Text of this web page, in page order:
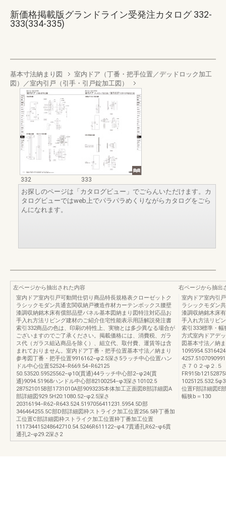
新価格掲載版グランドライン受発注カタログ 332-
333(334-335)
基本寸法納まり図
室内ドア（丁番・把手位置／デッドロック加工
図）／室内引戸（引手・引戸錠加工図）
332
333
お探しのページは「カタログビュー」でごらんいただけます。カ
タログビューではweb上でパラパラめくりながらカタログをごら
んになれます。
左ページから抽出された内容
室内ドア室内引戸可動間仕切り商品特長規格表クローゼットク
ラシックモダン共通玄関収納戸襖造作材カーテンボックス腰壁
漆調収納銘木床有償部品壁パネル基本図納まり図特注対応品お
手入れ方法リビング建材のご紹介住宅性能表示用語解説発注書
索引332商品の色は、印刷の特性上、実物とは多少異なる場合が
ございますのでご了承ください。掲載価格には、消費税、ガラ
ス代（ガラス組込商品を除く）、組立代、取付費、運賃等は含
まれておりません。室内ドア丁番・把手位置基本寸法／納まり
参考図丁番・把手位置9916162−φ2.5深さ5ラッチ中心位置ハン
ドル中心位置52524−R669.54−R62125
50.53520.59525562−φ10(貫通)44ラッチ中心部2−φ24(貫
通)9094.51968ハンドル中心部82100254−φ3深さ10102.5
287521015B部1731010A部9093235本体加工正面図B部詳細図A
部詳細図929.5H20:1080.52−φ2.5深さ
20316194−R62−R643.524.5197056411231.5954.5D部
346464255.5C部D部詳細図枠ストライク加工位置256.5枠丁番加
工位置C部詳細図枠ストライク加工位置枠丁番加工位置
111734415248642710.54.5246R611122−φ4.7貫通孔R62−φ6貫
通孔2−φ29.2深さ2
右ページから抽出
室内ドア室内引
ラシックモダン
漆調収納銘木床
手入れ方法リビ
索引333標準・幅
方式室内ドアデ
図基本寸法／納
さ７０２-φ２.５
位置F部詳細図E
幅狭b＝130